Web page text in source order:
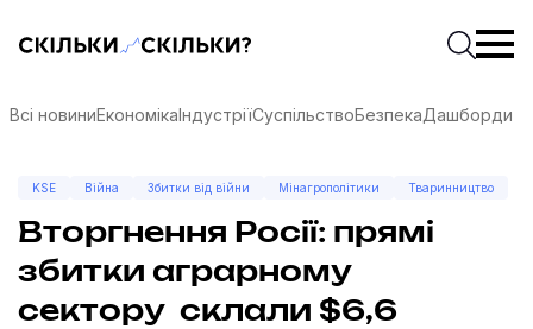
Скільки-скільки? — Медіа про суспільні даніПочати
Всі новиниЕкономікаІндустріїСуспільствоБезпекаДашборди
KSE Війна Збитки від війни Мінагрополітики Тваринництво
Вторгнення Росії: прямі
збитки аграрному
сектору склали $6,6